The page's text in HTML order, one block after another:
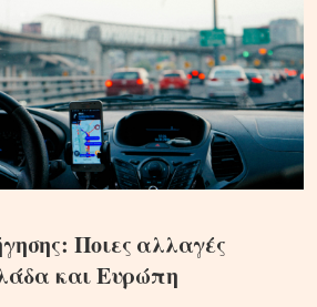
Ποιες αλλαγές
και Ευρώπη